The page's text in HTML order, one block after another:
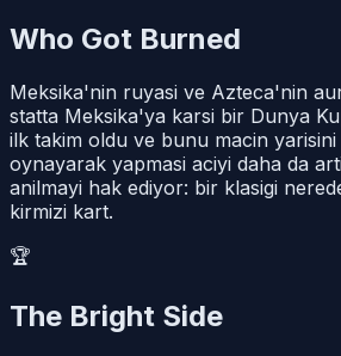
Who Got Burned
Meksika'nin ruyasi ve Azteca'nin
statta Meksika'ya karsi bir Dunya
ilk takim oldu ve bunu macin yarisini
oynayarak yapmasi aciyi daha da
anilmayi hak ediyor: bir klasigi
kirmizi kart.
🏆
The Bright Side